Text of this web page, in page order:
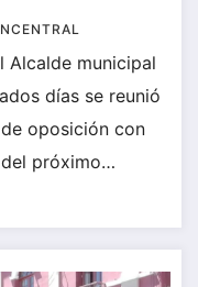
Alcalde municipal
días se reunió
oposición con
próximo…